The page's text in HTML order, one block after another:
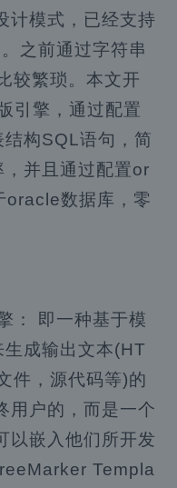
计模式，已经支持
之前通过字符串
较繁琐。本文开
引擎，通过配置
构SQL语句，简
并且通过配置or
oracle数据库，零
： 即一种基于模
成输出文本(HT
件，源代码等)的
用户的，而是一个
以嵌入他们所开发
Templa